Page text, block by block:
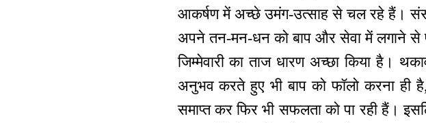
आकर्षण में अच्छे उमंग-उत्साह से चल रहे हैं।
अपने तन-मन-धन को बाप और सेवा में लगाने से
जिम्मेवारी का ताज धारण अच्छा किया है।
अनुभव करते हुए भी बाप को फॉलो करना ही
समाप्त कर फिर भी सफलता को पा रही हैं।